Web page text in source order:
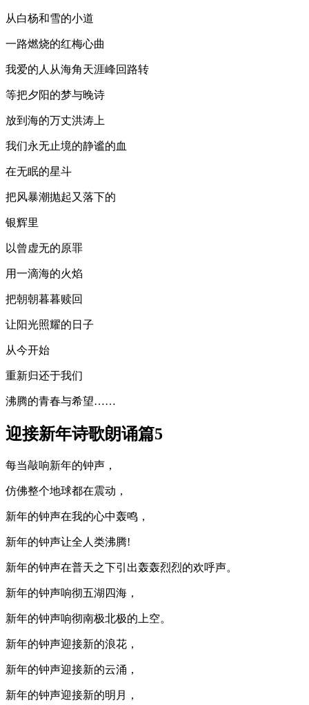
从白杨和雪的小道
一路燃烧的红梅心曲
我爱的人从海角天涯峰回路转
等把夕阳的梦与晚诗
放到海的万丈洪涛上
我们永无止境的静谧的血
在无眠的星斗
把风暴潮抛起又落下的
银辉里
以曾虚无的原罪
用一滴海的火焰
把朝朝暮暮赎回
让阳光照耀的日子
从今开始
重新归还于我们
沸腾的青春与希望……
迎接新年诗歌朗诵篇5
每当敲响新年的钟声，
仿佛整个地球都在震动，
新年的钟声在我的心中轰鸣，
新年的钟声让全人类沸腾!
新年的钟声在普天之下引出轰轰烈烈的欢呼声。
新年的钟声响彻五湖四海，
新年的钟声响彻南极北极的上空。
新年的钟声迎接新的浪花，
新年的钟声迎接新的云涌，
新年的钟声迎接新的明月，